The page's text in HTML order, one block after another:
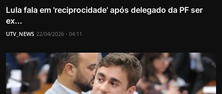
Lula fala em 'reciprocidade' após delegado da PF ser
ex...
UTV_NEWS 22/04/2026 - 04:11